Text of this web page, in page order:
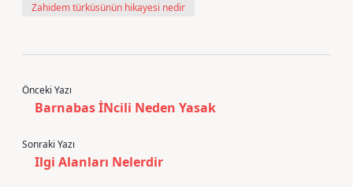
Zahidem türküsünün hikayesi nedir
Önceki Yazı
Barnabas İNcili Neden Yasak
Sonraki Yazı
Ilgi Alanları Nelerdir